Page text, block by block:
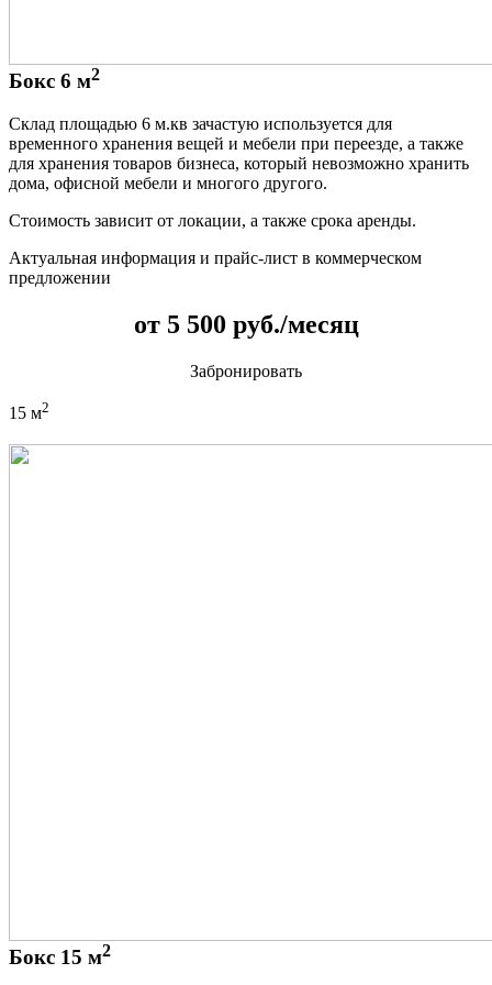
Бокс 6 м2
Склад площадью 6 м.кв зачастую используется для
временного хранения вещей и мебели при переезде, а также
для хранения товаров бизнеса, который невозможно хранить
дома, офисной мебели и многого другого.
Стоимость зависит от локации, а также срока аренды.
Актуальная информация и прайс-лист в коммерческом
предложении
от 5 500 руб./месяц
Забронировать
15 м2
Бокс 15 м2